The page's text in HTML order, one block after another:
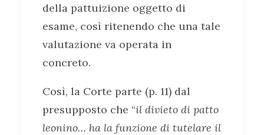
della pattuizione oggetto di
esame, così ritenendo che una tale
valutazione va operata in
concreto.
Così, la Corte parte (p. 11) dal
presupposto che “il divieto di patto
leonino… ha la funzione di tutelare il